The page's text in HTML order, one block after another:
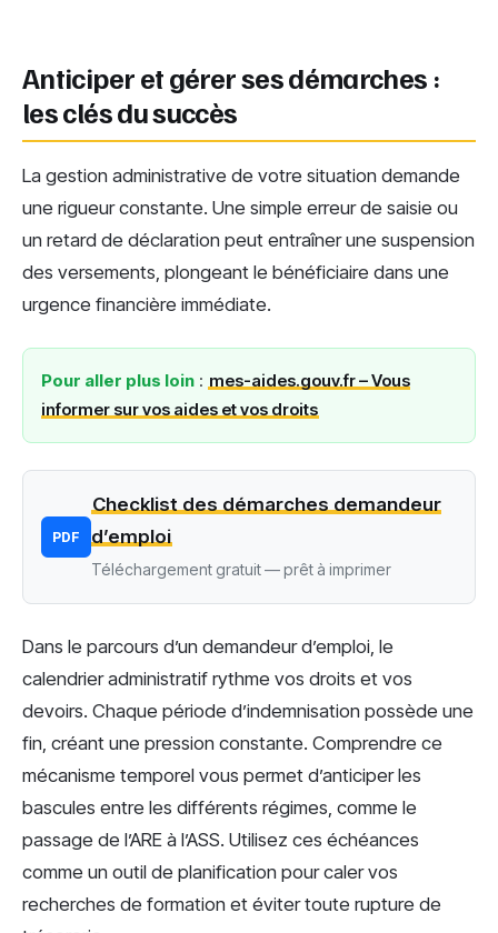
Anticiper et gérer ses démarches :
les clés du succès
La gestion administrative de votre situation demande
une rigueur constante. Une simple erreur de saisie ou
un retard de déclaration peut entraîner une suspension
des versements, plongeant le bénéficiaire dans une
urgence financière immédiate.
Pour aller plus loin : mes-aides.gouv.fr – Vous
informer sur vos aides et vos droits
PDF
Checklist des démarches demandeur
d’emploi
Téléchargement gratuit — prêt à imprimer
Dans le parcours d’un demandeur d’emploi, le
calendrier administratif rythme vos droits et vos
devoirs. Chaque période d’indemnisation possède une
fin, créant une pression constante. Comprendre ce
mécanisme temporel vous permet d’anticiper les
bascules entre les différents régimes, comme le
passage de l’ARE à l’ASS. Utilisez ces échéances
comme un outil de planification pour caler vos
recherches de formation et éviter toute rupture de